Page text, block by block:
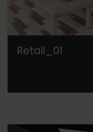
Retail_01